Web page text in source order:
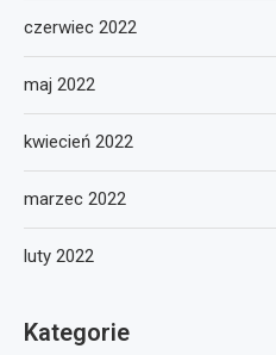
czerwiec 2022
maj 2022
kwiecień 2022
marzec 2022
luty 2022
Kategorie